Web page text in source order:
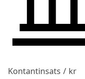
Kontantinsats / kr